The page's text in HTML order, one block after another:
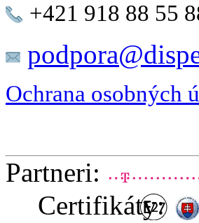
+421 918 88 55
Ochrana osobných
Partneri:
Certifikáty: